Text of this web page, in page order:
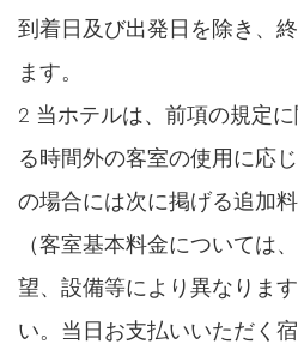
到着日及び出発日を除き、
ます。
2 当ホテルは、前項の規定
る時間外の客室の使用に応
の場合には次に掲げる追加
（客室基本料金については
望、設備等により異なりま
い。当日お支払いいただく